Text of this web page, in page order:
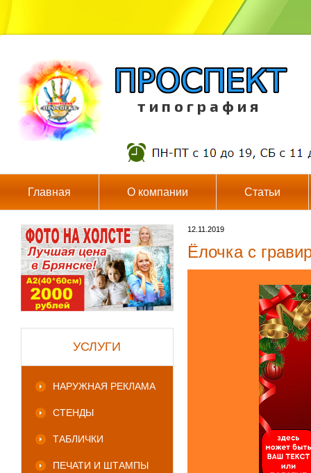
т и п о г р а ф и я
Главная О компании Статьи
УСЛУГИ
НАРУЖНАЯ РЕКЛАМА
СТЕНДЫ
ТАБЛИЧКИ
ПЕЧАТИ И ШТАМПЫ
12.11.2019
Ёлочка с